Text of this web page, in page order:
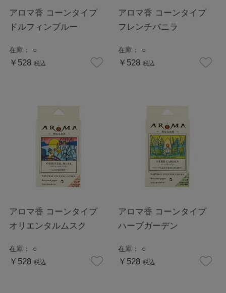
アロマ香 コーンタイプ
ドルフィンブルー
在庫： ○
￥528 税込
アロマ香 コーンタイプ
フレンチバニラ
在庫： ○
￥528 税込
アロマ香 コーンタイプ
オリエンタルムスク
在庫： ○
￥528 税込
アロマ香 コーンタイプ
ハーブガーデン
在庫： ○
￥528 税込